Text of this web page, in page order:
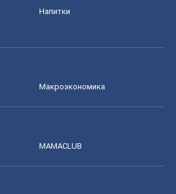
Напитки
Mакроэкономика
MAMACLUB